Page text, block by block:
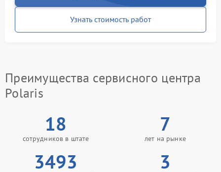
Узнать стоимость работ
Преимущества сервисного центра
Polaris
18
сотрудников в штате
7
лет на рынке
3493 3